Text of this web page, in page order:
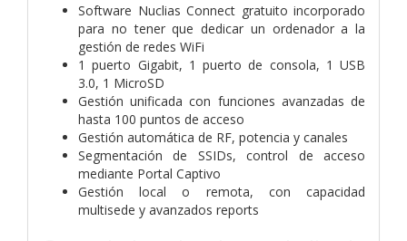
Software Nuclias Connect gratuito incorporado
para no tener que dedicar un ordenador a la
gestión de redes WiFi
1 puerto Gigabit, 1 puerto de consola, 1 USB
3.0, 1 MicroSD
Gestión unificada con funciones avanzadas de
hasta 100 puntos de acceso
Gestión automática de RF, potencia y canales
Segmentación de SSIDs, control de acceso
mediante Portal Captivo
Gestión local o remota, con capacidad
multisede y avanzados reports